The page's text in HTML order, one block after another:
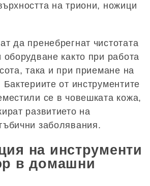
на триони, ножици
да пренебрегнат чистотата
оборудване както при работа
така и при приемане на
от инструментите
се в човешката кожа,
развитието на
заболявания.
на инструменти
в домашни